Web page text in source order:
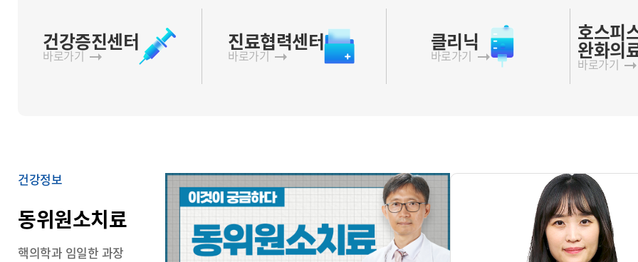
건강증진센터
바로가기
진료협력센터
바로가기
클리닉
바로가기
호스피
완화의
바로가기
건강정보
동위원소치료
핵의학과 임일한 과장
건강정보
소아청소년과 임중섭 과장